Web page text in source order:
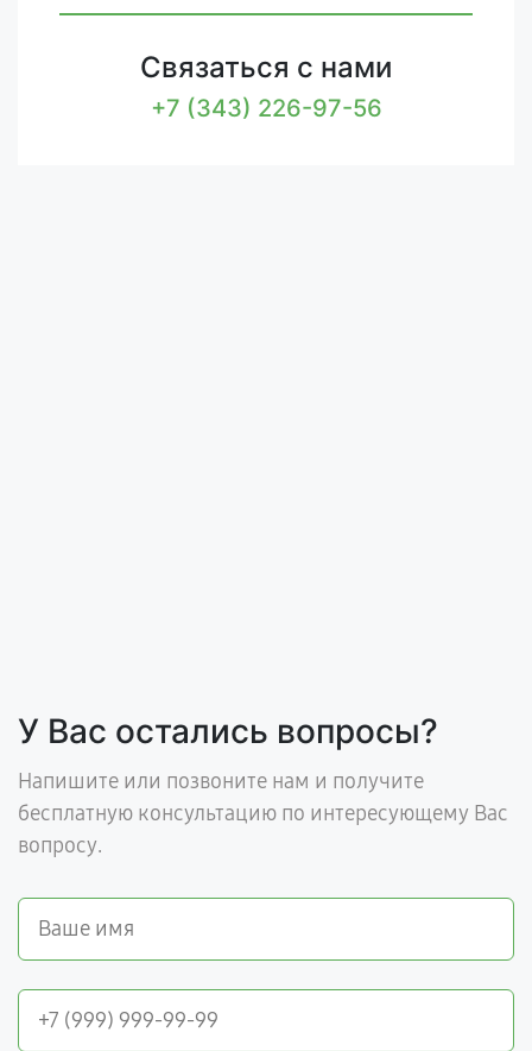
Связаться с нами
+7 (343) 226-97-56
У Вас остались вопросы?
Напишите или позвоните нам и получите
бесплатную консультацию по интересующему Вас
вопросу.